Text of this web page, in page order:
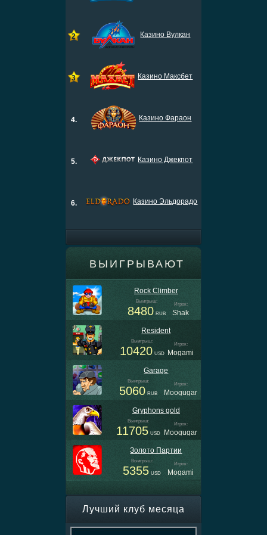
2 Казино Вулкан
3 Казино Максбет
4. Казино Фараон
5. Казино Джекпот
6. Казино Эльдорадо
ВЫИГРЫВАЮТ
Rock Climber
8480 Shak
Resident
10420 Mogami
Garage
5060 Moogugar
Gryphons gold
11705 Moogugar
Золото Партии
5355 Mogami
Выигрыш:
2475 RUB Cerenar
Columbus
Лучший клуб месяца